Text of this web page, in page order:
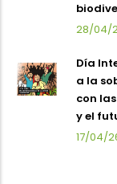
28/04/
Día
a la
con
y el
17/04/